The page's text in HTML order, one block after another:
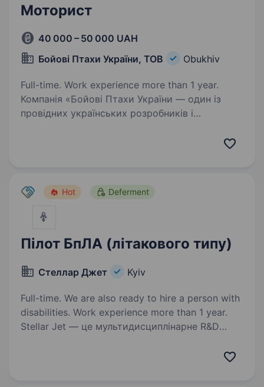
Моторист
40 000 – 50 000 UAH
Бойові Птахи України, ТОВ
Obukhiv
Full-time. Work experience more than 1 year.
Компанія «Бойові Птахи України — один із
провідних українських розробників і
потреб Сил оборони України. Ми створюємо
Hot Deferment
Пілот БпЛА (літакового типу)
Стеллар Джет Kyiv
Full-time. We are also ready to hire a person with
disabilities. Work experience more than 1 year.
Stellar Jet — це мультидисциплінарне R&D